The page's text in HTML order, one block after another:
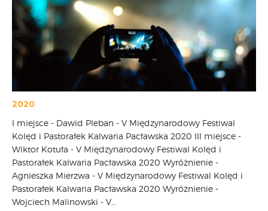
2020
I miejsce - Dawid Pleban - V Międzynarodowy Festiwal
Kolęd i Pastorałek Kalwaria Pacławska 2020 III miejsce -
Wiktor Kotuła - V Międzynarodowy Festiwal Kolęd i
Pastorałek Kalwaria Pacławska 2020 Wyróżnienie -
Agnieszka Mierzwa - V Międzynarodowy Festiwal Kolęd i
Pastorałek Kalwaria Pacławska 2020 Wyróżnienie -
Wojciech Malinowski - V…